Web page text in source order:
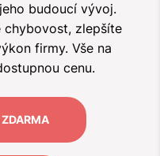
budoucí vývoj.
chybovost, zlepšíte
firmy. Vše na
cenu.